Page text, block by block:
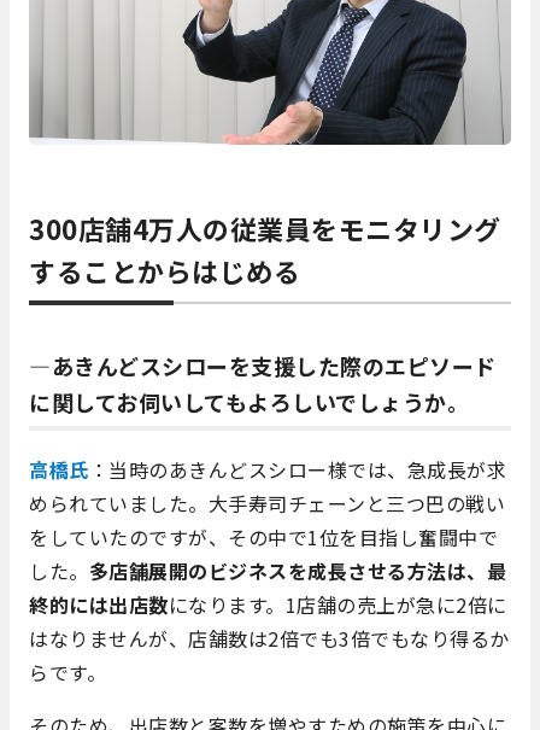
300店舗4万人の従業員をモニタリング
することからはじめる
―あきんどスシローを支援した際のエピソード
に関してお伺いしてもよろしいでしょうか。
高橋氏 ：当時のあきんどスシロー様では、急成長が求
められていました。大手寿司チェーンと三つ巴の戦い
をしていたのですが、その中で1位を目指し奮闘中で
した。 多店舗展開のビジネスを成長させる方法は、最
終的には出店数になります。1店舗の売上が急に2倍に
はなりませんが、店舗数は2倍でも3倍でもなり得るか
らです。